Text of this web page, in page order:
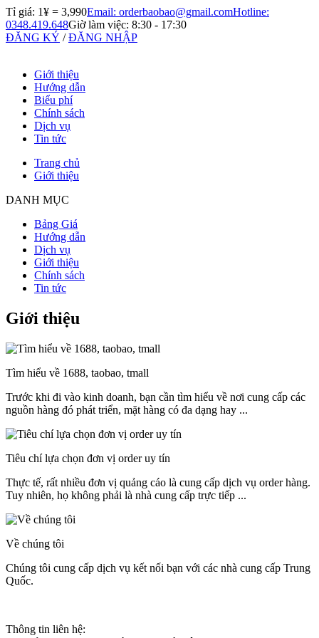
Tỉ giá: 1¥ = 3,990Email: orderbaobao@gmail.comHotline:
0348.419.648Giờ làm việc: 8:30 - 17:30
ĐĂNG KÝ /ĐĂNG NHẬP
Giới thiệu
Hướng dẫn
Biểu phí
Chính sách
Dịch vụ
Tin tức
Trang chủ
Giới thiệu
DANH MỤC
Bảng Giá
Hướng dẫn
Dịch vụ
Giới thiệu
Chính sách
Tin tức
Giới thiệu
Tìm hiểu về 1688, taobao, tmall
Trước khi đi vào kinh doanh, bạn cần tìm hiểu về nơi cung cấp các
nguồn hàng đó phát triển, mặt hàng có đa dạng hay ...
Tiêu chí lựa chọn đơn vị order uy tín
Thực tế, rất nhiều đơn vị quảng cáo là cung cấp dịch vụ order hàng.
Tuy nhiên, họ không phải là nhà cung cấp trực tiếp ...
Về chúng tôi
Chúng tôi cung cấp dịch vụ kết nối bạn với các nhà cung cấp Trung
Quốc.
Thông tin liên hệ: